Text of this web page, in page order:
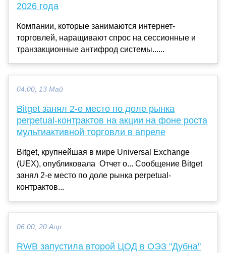
2026 года
Компании, которые занимаются интернет-
торговлей, наращивают спрос на сессионные и
транзакционные антифрод системы......
04:00, 13 Май
Bitget занял 2-е место по доле рынка
perpetual-контрактов на акции на фоне роста
мультиактивной торговли в апреле
Bitget, крупнейшая в мире Universal Exchange
(UEX), опубликовала Отчет о... Сообщение Bitget
занял 2-е место по доле рынка perpetual-
контрактов...
06:00, 20 Апр
RWB запустила второй ЦОД в ОЭЗ "Дубна"